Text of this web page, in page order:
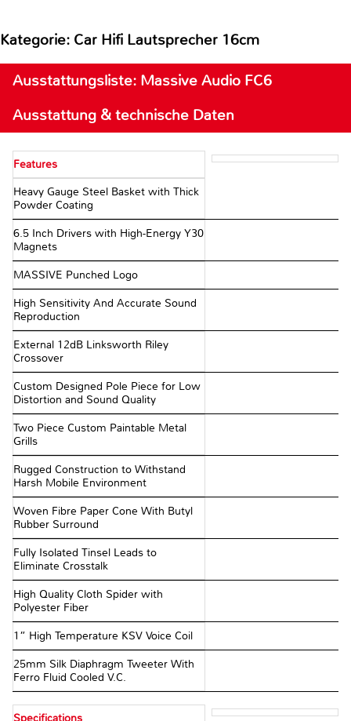
Kategorie: Car Hifi Lautsprecher 16cm
Ausstattungsliste: Massive Audio FC6
Ausstattung & technische Daten
Features
Heavy Gauge Steel Basket with Thick
Powder Coating
6.5 Inch Drivers with High-Energy Y30
Magnets
MASSIVE Punched Logo
High Sensitivity And Accurate Sound
Reproduction
External 12dB Linksworth Riley
Crossover
Custom Designed Pole Piece for Low
Distortion and Sound Quality
Two Piece Custom Paintable Metal
Grills
Rugged Construction to Withstand
Harsh Mobile Environment
Woven Fibre Paper Cone With Butyl
Rubber Surround
Fully Isolated Tinsel Leads to
Eliminate Crosstalk
High Quality Cloth Spider with
Polyester Fiber
1” High Temperature KSV Voice Coil
25mm Silk Diaphragm Tweeter With
Ferro Fluid Cooled V.C.